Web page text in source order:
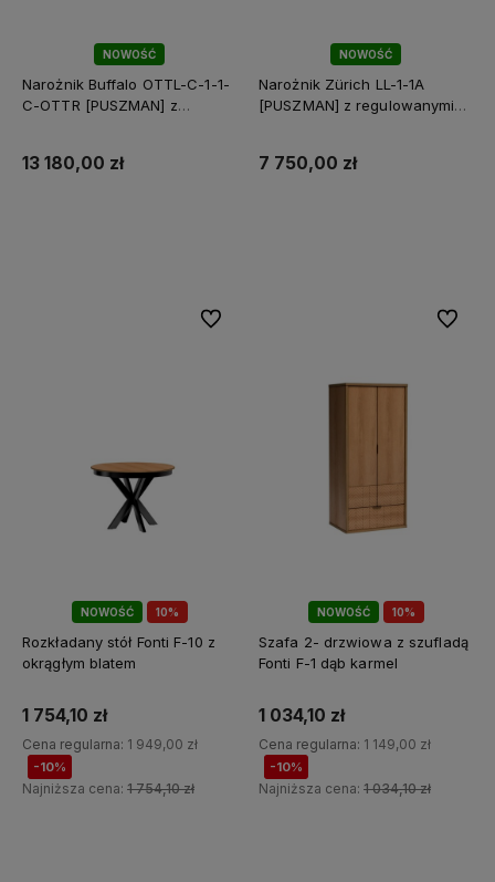
NOWOŚĆ
Narożnik Buffalo OTTL-C-1-1-
C-OTTR [PUSZMAN] z
13 180,00 zł
NOWOŚĆ
Narożnik Zürich LL-1-1A
[PUSZMAN] z regulowanymi
7 750,00 zł
10%
NOWOŚĆ
PROMOCJA🖤
Rozkładany stół Fonti F-10 z
okrągłym blatem
1 754,10 zł
Cena regularna: 1 949,00 zł
-10%
Najniższa cena: 1 754,10 zł
Do ulubionych
10%
NOWOŚĆ
Szafa 2- drzwiowa z szufladą
Fonti F-1 dąb karmel
1 034,10 zł
Cena regularna: 1 149,00 zł
-10%
Najniższa cena: 1 034,10 zł
Do